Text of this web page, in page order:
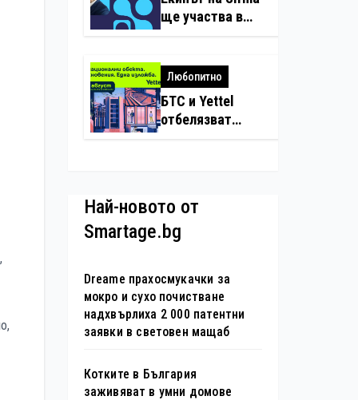
нарушения с
дронове
ще участва в
създаването на
стандарти за
навлизане на
изкуствен
интелект в
Любопитно
БТС и Yettel
отбелязват
национални
туристически
изложба в София
Най-новото от
Smartage.bg
Dreame прахосмукачки за
мокро и сухо почистване
надхвърлиха 2 000 патентни
заявки в световен мащаб
Котките в България
заживяват в умни домове